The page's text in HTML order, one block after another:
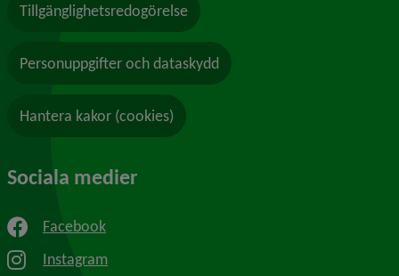
Tillgänglighetsredogörelse
Personuppgifter och dataskydd
Hantera kakor (cookies)
Sociala medier
Facebook
Instagram